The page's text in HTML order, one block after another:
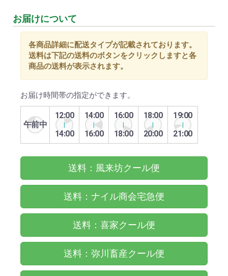
お届けについて
各商品詳細に配送タイプが記載されております。
送料は下記の送料のボタンをクリックしますと各
商品の送料が表示されます。
お届け時間帯の指定ができます。
午前中
12:00
14:00
14:00
16:00
16:00
18:00
18:00
20:00
19:00
21:00
送料：風来坊クール便
送料：ナイル商会宅急便
送料：喜家クール便
送料：弥川畜産クール便